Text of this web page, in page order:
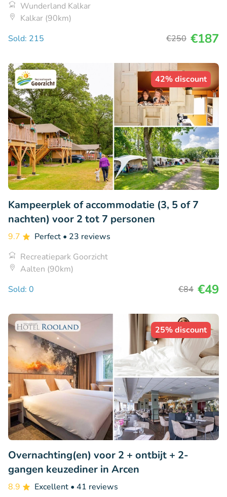
Wunderland Kalkar
Kalkar (90km)
Sold: 215
€250 €187
42% discount
Kampeerplek of accommodatie (3, 5 of 7
nachten) voor 2 tot 7 personen
9.7 Perfect • 23 reviews
Recreatiepark Goorzicht
Aalten (90km)
Sold: 0
€84 €49
25% discount
Overnachting(en) voor 2 + ontbijt + 2-
gangen keuzediner in Arcen
8.9 Excellent • 41 reviews